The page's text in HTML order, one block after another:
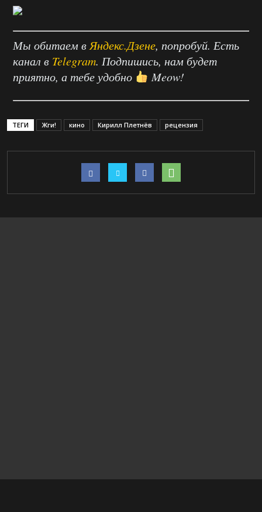
Мы обитаем в Яндекс.Дзене, попробуй. Есть
канал в Telegram. Подпишись, нам будет
приятно, а тебе удобно
Meow!
ТЕГИ Жги! кино Кирилл Плетнёв рецензия